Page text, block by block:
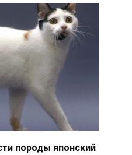
породы японский